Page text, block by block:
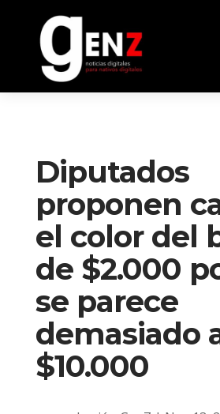
Diputados
proponen
el color del
de $2.000
se parece
demasiado
$10.000